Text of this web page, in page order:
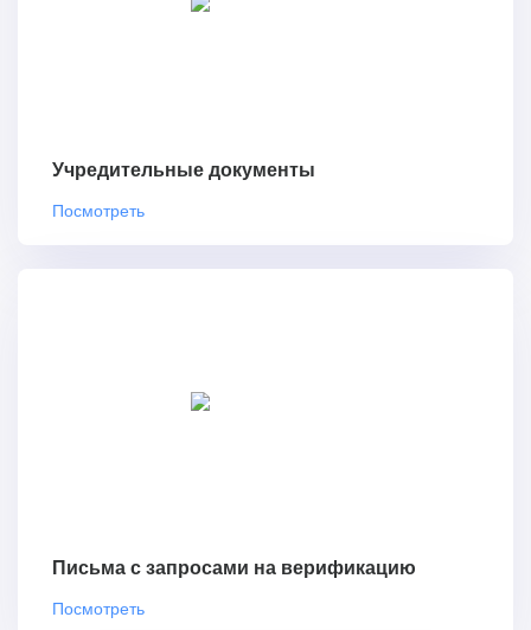
Учредительные документы
Посмотреть
Письма с запросами на верификацию
Посмотреть